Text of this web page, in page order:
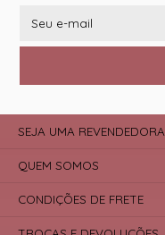
SEJA UMA REVENDEDORA
QUEM SOMOS
CONDIÇÕES DE FRETE